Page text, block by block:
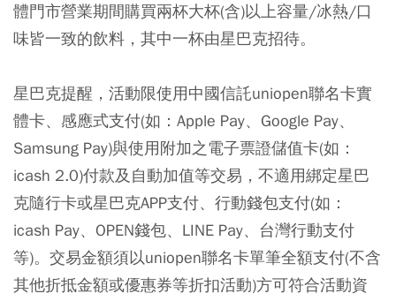
體門市營業期間購買兩杯大杯(含)以上容量/冰熱/口
味皆一致的飲料，其中一杯由星巴克招待。
星巴克提醒，活動限使用中國信託uniopen聯名卡實
體卡、感應式支付(如：Apple Pay、Google Pay、
Samsung Pay)與使用附加之電子票證儲值卡(如：
icash 2.0)付款及自動加值等交易，不適用綁定星巴
克隨行卡或星巴克APP支付、行動錢包支付(如：
icash Pay、OPEN錢包、LINE Pay、台灣行動支付
等)。交易金額須以uniopen聯名卡單筆全額支付(不含
其他折抵金額或優惠券等折扣活動)方可符合活動資